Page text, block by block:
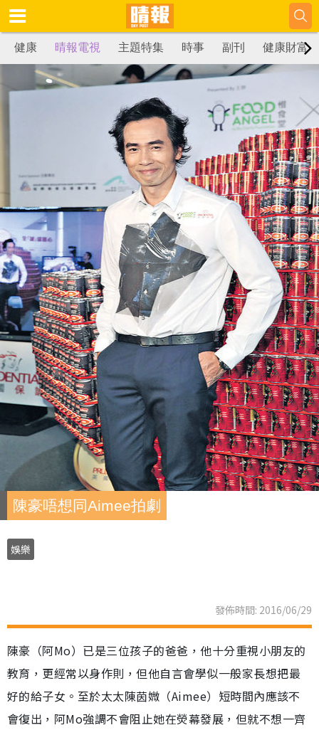
健康 晴報電視 主題特集 時事 副刊 健康財富
陳豪唔想同Aimee拍劇
娛樂
發佈時間: 2016/06/29
陳豪（阿Mo）已是三位孩子的爸爸，他十分重視小朋友的
教育，更經常以身作則，但他自言會學似一般家長想把最
好的給子女。至於太太陳茵媺（Aimee）短時間內應該不
會復出，阿Mo強調不會阻止她在熒幕發展，但就不想一齊